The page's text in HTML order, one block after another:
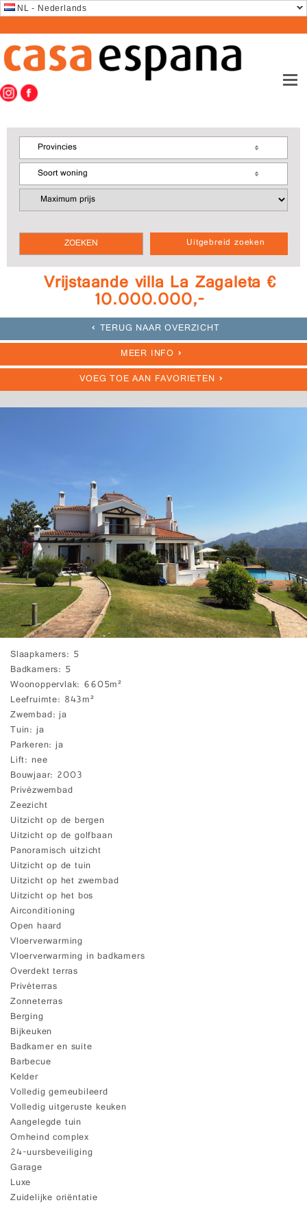
NL - Nederlands
Uitgebreid zoeken
Provincies
Soort woning
Vrijstaande villa La Zagaleta €
10.000.000,-
TERUG NAAR OVERZICHT
MEER INFO
VOEG TOE AAN FAVORIETEN
Slaapkamers 5
Badkamers 5
Woonoppervlak 6605m²
Leefruimte 843m²
Zwembad ja
Tuin ja
Parkeren ja
Lift nee
Bouwjaar 2003
Privézwembad
Zeezicht
Uitzicht op de bergen
Uitzicht op de golfbaan
Panoramisch uitzicht
Uitzicht op de tuin
Uitzicht op het zwembad
Uitzicht op het bos
Airconditioning
Open haard
Vloerverwarming
Vloerverwarming in badkamers
Overdekt terras
Privéterras
Zonneterras
Berging
Bijkeuken
Badkamer en suite
Barbecue
Kelder
Volledig gemeubileerd
Volledig uitgeruste keuken
Aangelegde tuin
Omheind complex
24-uursbeveiliging
Garage
Luxe
Zuidelijke oriëntatie